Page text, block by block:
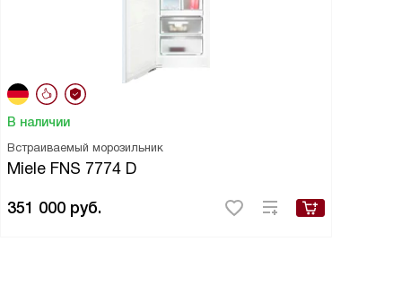
В наличии
Встраиваемый морозильник
Miele FNS 7774 D
351 000 руб.